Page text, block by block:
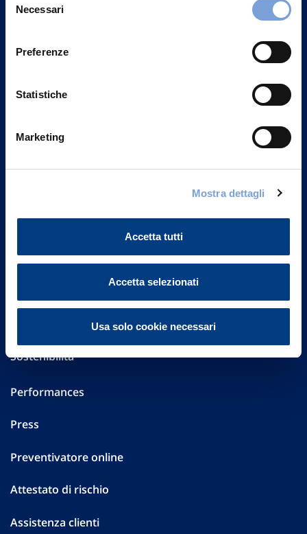
può trovare nel footer del sito nella sezione "Informativa
delNecessari
Preferenze
Statistiche
Marketing
Mostra dettagli
Accetta tutti
Accetta selezionati
Usa solo cookie necessari
Vittoria Assicurazioni S.p.A.
Governance
Altre informazioni
Sostenibilità
Performances
Press
Preventivatore online
Attestato di rischio
Assistenza clienti